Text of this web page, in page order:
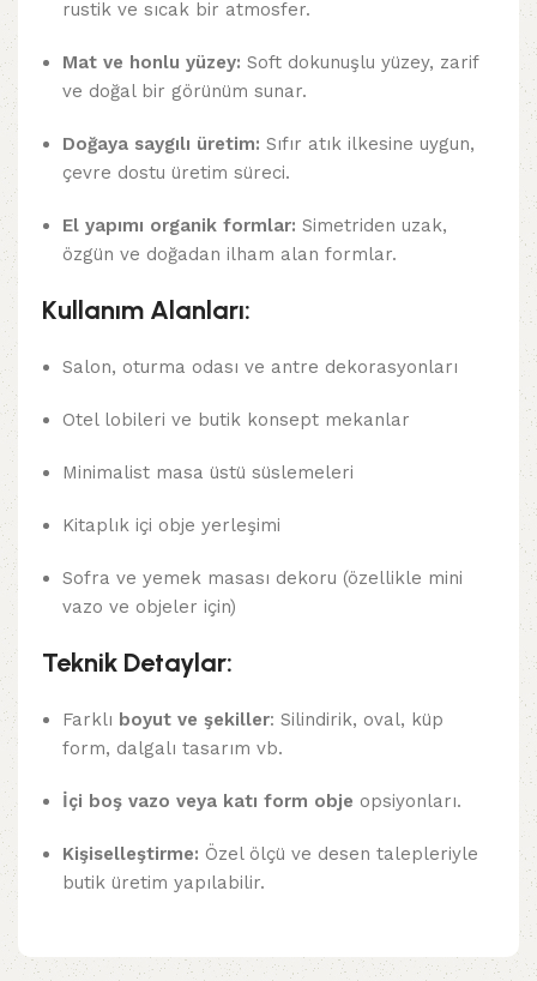
rustik ve sıcak bir atmosfer.
Mat ve honlu yüzey: Soft dokunuşlu yüzey, zarif
ve doğal bir görünüm sunar.
Doğaya saygılı üretim: Sıfır atık ilkesine uygun,
çevre dostu üretim süreci.
El yapımı organik formlar: Simetriden uzak,
özgün ve doğadan ilham alan formlar.
Kullanım Alanları:
Salon, oturma odası ve antre dekorasyonları
Otel lobileri ve butik konsept mekanlar
Minimalist masa üstü süslemeleri
Kitaplık içi obje yerleşimi
Sofra ve yemek masası dekoru (özellikle mini
vazo ve objeler için)
Teknik Detaylar:
Farklı boyut ve şekiller: Silindirik, oval, küp
form, dalgalı tasarım vb.
İçi boş vazo veya katı form obje opsiyonları.
Kişiselleştirme: Özel ölçü ve desen talepleriyle
butik üretim yapılabilir.